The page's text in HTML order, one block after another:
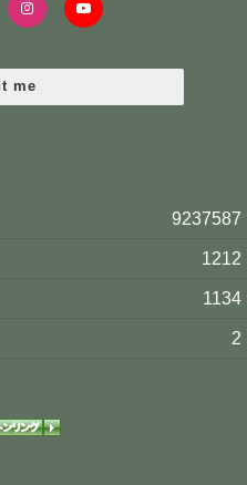
me
9237587
1212
1134
2